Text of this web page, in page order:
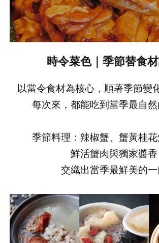
時令菜色｜季節替食
以當令食材為核心，順著季節變
每次來，都能吃到當季最自然
季節料理：辣椒蟹、蟹黃桂花
鮮活蟹肉與獨家醬香
交織出當季最鮮美的一